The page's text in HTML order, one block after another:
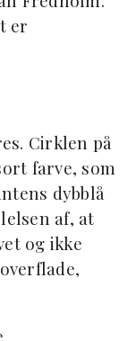
er
Cirklen på
farve, som
dybblå
af, at
og ikke